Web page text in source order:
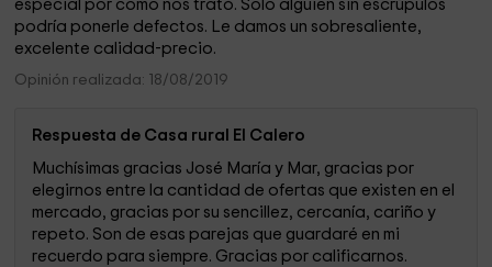
especial por como nos trató. Solo alguien sin escrúpulos
podría ponerle defectos. Le damos un sobresaliente,
excelente calidad-precio.
Opinión realizada: 18/08/2019
Respuesta de Casa rural El Calero
Muchísimas gracias José María y Mar, gracias por
elegirnos entre la cantidad de ofertas que existen en el
mercado, gracias por su sencillez, cercanía, cariño y
repeto. Son de esas parejas que guardaré en mi
recuerdo para siempre. Gracias por calificarnos.